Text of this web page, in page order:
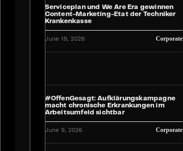
Serviceplan und We Are Era gewinnen
Content-Marketing-Etat der Techniker
Krankenkasse
June 19, 2026 Corporate
#OffenGesagt: Aufklärungskampagne
macht chronische Erkrankungen im
Arbeitsumfeld sichtbar
June 9, 2026 Corporate